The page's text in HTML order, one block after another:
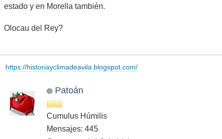
estado y en Morella también.
Olocau del Rey?
https://historiayclimadeavila.blogspot.com/
Patoán
Cumulus Húmilis
Mensajes: 445